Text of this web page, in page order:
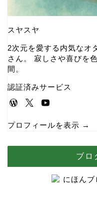
スヤスヤ
2次元を愛する内気なオ
さん。 寂しさや喜びを
間。
認証済みサービス
プロフィールを表示 →
ブロ